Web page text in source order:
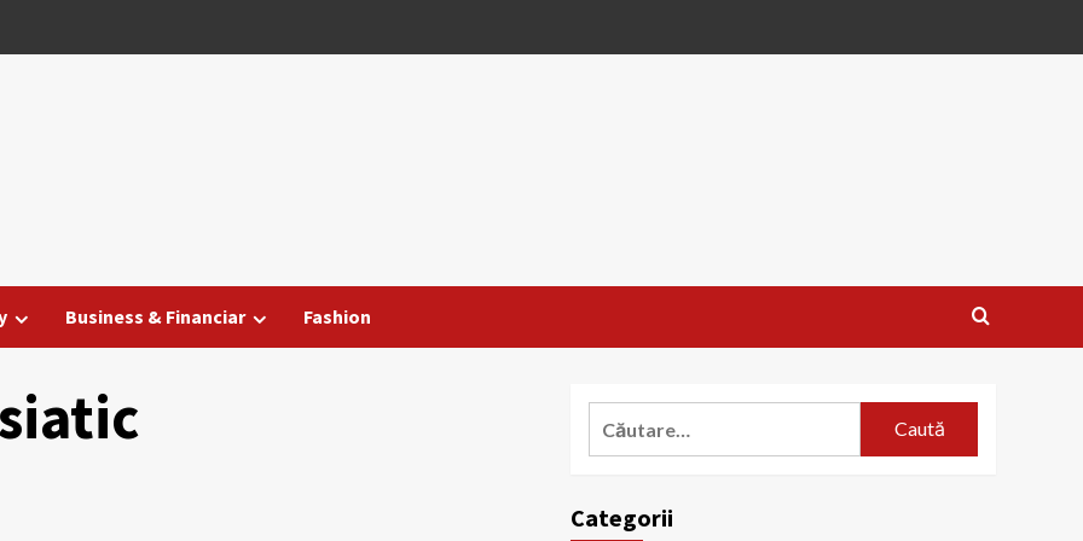
Business & Financiar Fashion
Categorii